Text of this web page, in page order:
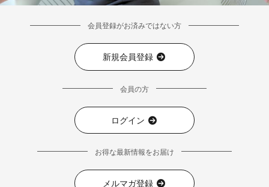
会員登録がお済みではない方
新規会員登録
会員の方
ログイン
お得な最新情報をお届け
メルマガ登録